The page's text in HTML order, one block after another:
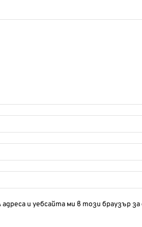
адреса и уебсайта ми в този браузър